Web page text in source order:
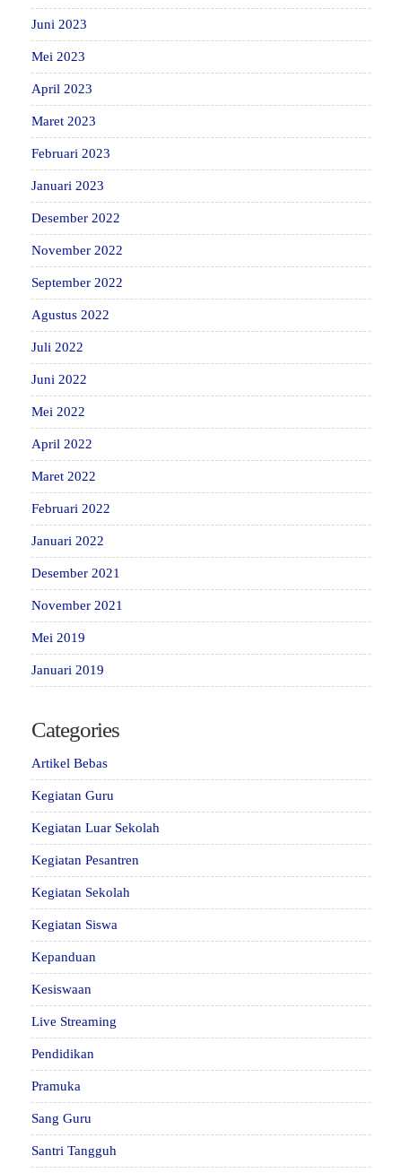
Juni 2023
Mei 2023
April 2023
Maret 2023
Februari 2023
Januari 2023
Desember 2022
November 2022
September 2022
Agustus 2022
Juli 2022
Juni 2022
Mei 2022
April 2022
Maret 2022
Februari 2022
Januari 2022
Desember 2021
November 2021
Mei 2019
Januari 2019
Categories
Artikel Bebas
Kegiatan Guru
Kegiatan Luar Sekolah
Kegiatan Pesantren
Kegiatan Sekolah
Kegiatan Siswa
Kepanduan
Kesiswaan
Live Streaming
Pendidikan
Pramuka
Sang Guru
Santri Tangguh